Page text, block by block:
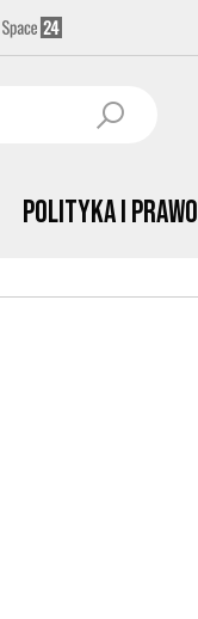
Polityka i prawo